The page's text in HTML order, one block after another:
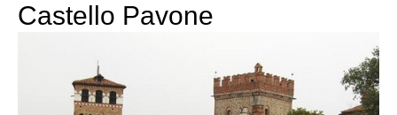
Castello Pavone